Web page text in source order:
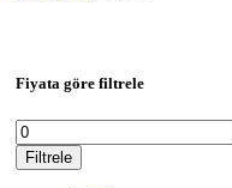
Fiyata göre filtrele
En
düşük
fiyat
Filtrele